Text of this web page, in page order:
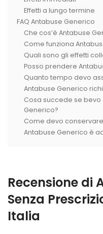
Effetti a lungo termine
FAQ Antabuse Generico
Che cos’è Antabuse
Come funziona
Quali sono gli effetti
Posso prendere
Quanto tempo devo
Antabuse Generico
Cosa succede se
Generico?
Come devo
Antabuse Generico è
Recensione di
Senza
Italia